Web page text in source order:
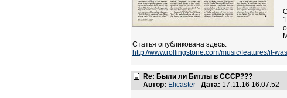
Статья опубликована здесь:
http://www.rollingstone.com/music/features/it-
Re: Были ли Битлы в СССР???
Автор: Elicaster Дата: 17.11.16 16:07:52